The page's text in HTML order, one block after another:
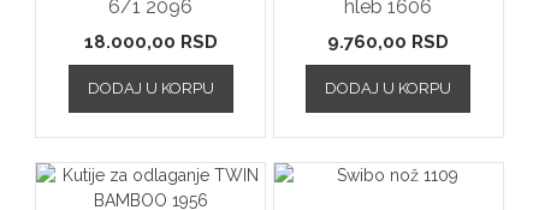
6/1 2096
18.000,00 RSD
DODAJ U KORPU
hleb 1606
9.760,00 RSD
DODAJ U KORPU